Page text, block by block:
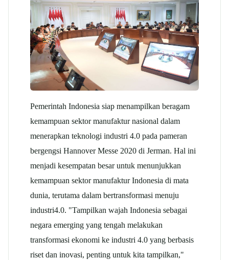
Pemerintah Indonesia siap menampilkan beragam
kemampuan sektor manufaktur nasional dalam
menerapkan teknologi industri 4.0 pada pameran
bergengsi Hannover Messe 2020 di Jerman. Hal ini
menjadi kesempatan besar untuk menunjukkan
kemampuan sektor manufaktur Indonesia di mata
dunia, terutama dalam bertransformasi menuju
industri4.0. "Tampilkan wajah Indonesia sebagai
negara emerging yang tengah melakukan
transformasi ekonomi ke industri 4.0 yang berbasis
riset dan inovasi, penting untuk kita tampilkan,"